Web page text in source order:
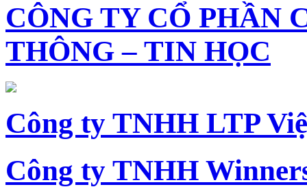
CÔNG TY CỔ PHẦN
THÔNG – TIN HỌC
Công ty TNHH LTP
Công ty TNHH